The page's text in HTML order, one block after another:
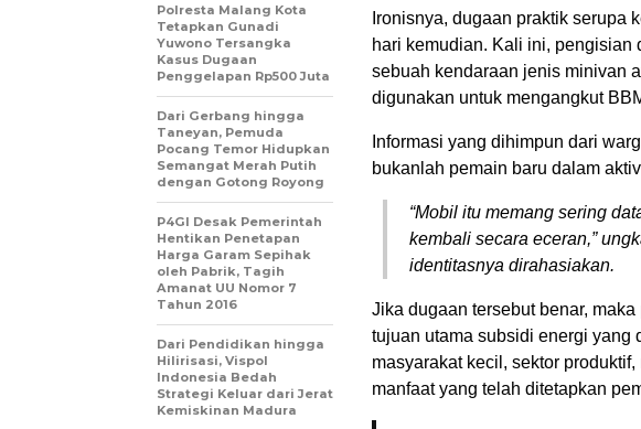
Ironisnya, dugaan praktik serupa
hari kemudian. Kali ini, pengisian
sebuah kendaraan jenis minivan
digunakan untuk mengangkut
Informasi yang dihimpun dari
bukanlah pemain baru dalam
“Mobil itu memang sering
kembali secara eceran,”
identitasnya dirahasiakan.
Jika dugaan tersebut benar,
tujuan utama subsidi energi yang
masyarakat kecil, sektor
manfaat yang telah ditetapkan
Polresta Malang Kota
Tetapkan Gunadi
Yuwono Tersangka
Kasus Dugaan
Penggelapan Rp500 Juta
Dari Gerbang hingga
Taneyan, Pemuda
Pocang Temor Hidupkan
Semangat Merah Putih
dengan Gotong Royong
P4GI Desak Pemerintah
Hentikan Penetapan
Harga Garam Sepihak
oleh Pabrik, Tagih
Amanat UU Nomor 7
Tahun 2016
Dari Pendidikan hingga
Hilirisasi, Vispol
Indonesia Bedah
Strategi Keluar dari Jerat
Kemiskinan Madura